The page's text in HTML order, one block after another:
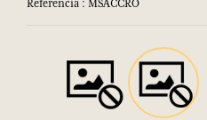
Referencia : MSACCRO